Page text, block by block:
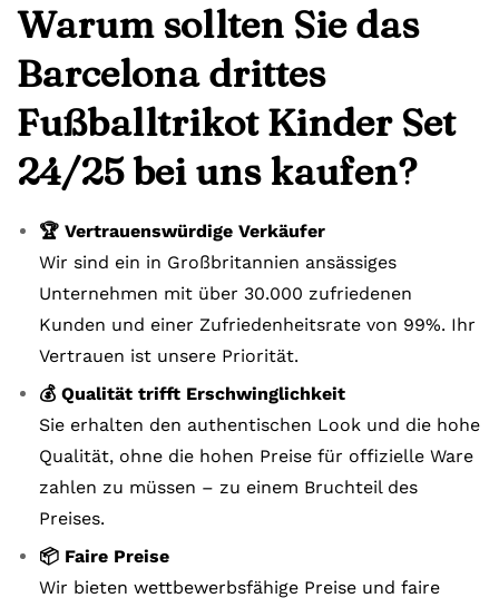
Warum sollten Sie das
Barcelona drittes
Fußballtrikot Kinder Set
24/25 bei uns kaufen?
🏆 Vertrauenswürdige Verkäufer
Wir sind ein in Großbritannien ansässiges
Unternehmen mit über 30.000 zufriedenen
Kunden und einer Zufriedenheitsrate von 99%. Ihr
Vertrauen ist unsere Priorität.
💰 Qualität trifft Erschwinglichkeit
Sie erhalten den authentischen Look und die hohe
Qualität, ohne die hohen Preise für offizielle Ware
zahlen zu müssen – zu einem Bruchteil des
Preises.
📦 Faire Preise
Wir bieten wettbewerbsfähige Preise und faire